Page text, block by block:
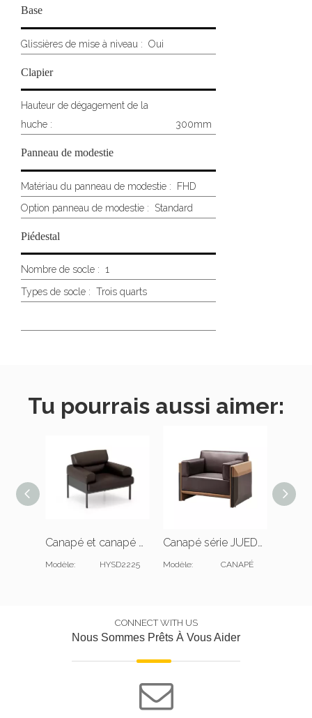
Base
Glissières de mise à niveau : Oui
Clapier
Hauteur de dégagement de la
huche :
300mm
Panneau de modestie
Matériau du panneau de modestie : FHD
Option panneau de modestie : Standard
Piédestal
Nombre de socle : 1
Types de socle : Trois quarts
Tu pourrais aussi aimer:
Canapé et canapé de salon modulaires en cuir marron
Modèle: HYSD2225
Canapé série JUEDU SOFA |W2050*D980*H800(mm) |L1050*D980*H800(mm)
Modèle: CANAPÉ
CONNECT WITH US
Nous Sommes Prêts À Vous Aider